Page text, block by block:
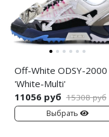
Off-White ODSY-2000
'White-Multi'
11056 руб 15308 руб
Выбрать